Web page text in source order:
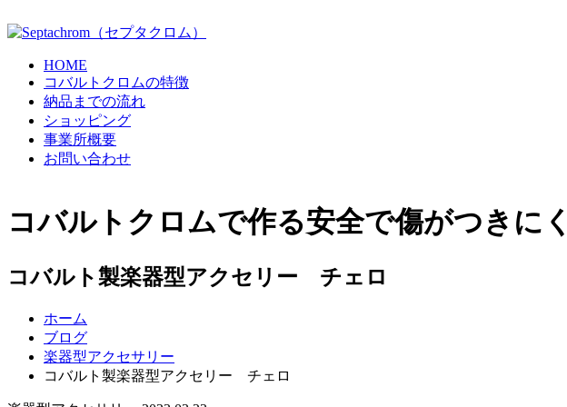
HOME
コバルトクロムの特徴
納品までの流れ
ショッピング
事業所概要
お問い合わせ
コバルトクロムで作る安全で傷がつきに
コバルト製楽器型アクセリー チェロ
ホーム
ブログ
楽器型アクセサリー
コバルト製楽器型アクセリー チェロ